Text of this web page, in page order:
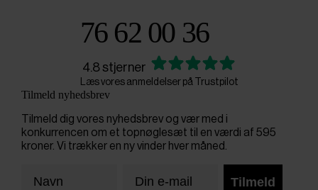
76 62 00 36
4.8 stjerner
Læs vores anmeldelser på Trustpilot
Tilmeld nyhedsbrev
Tilmeld dig vores nyhedsbrev og vær med i
konkurrencen om et topnøglesæt til en værdi af 595
kroner. Vi trækker en ny vinder hver måned.
Tilmeld